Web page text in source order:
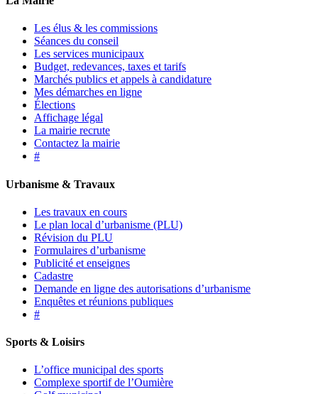
Les élus & les commissions
Séances du conseil
Les services municipaux
Budget, redevances, taxes et tarifs
Marchés publics et appels à candidature
Mes démarches en ligne
Élections
Affichage légal
La mairie recrute
Contactez la mairie
#
Urbanisme & Travaux
Les travaux en cours
Le plan local d’urbanisme (PLU)
Révision du PLU
Formulaires d’urbanisme
Publicité et enseignes
Cadastre
Demande en ligne des autorisations d’urbanisme
Enquêtes et réunions publiques
#
Sports & Loisirs
L’office municipal des sports
Complexe sportif de l’Oumière